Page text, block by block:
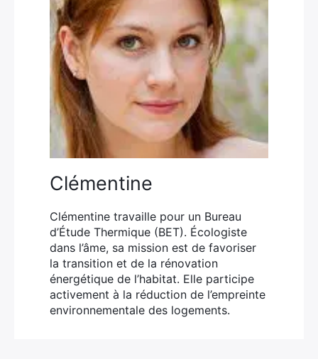
Clémentine
Clémentine travaille pour un Bureau
d’Étude Thermique (BET). Écologiste
dans l’âme, sa mission est de favoriser
la transition et de la rénovation
énergétique de l’habitat. Elle participe
activement à la réduction de l’empreinte
environnementale des logements.